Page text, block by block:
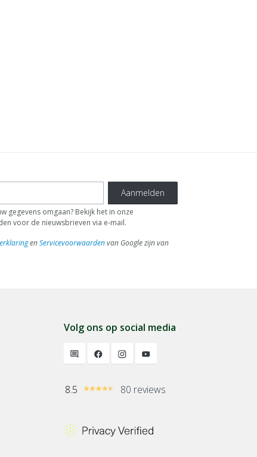
Aanmelden
gegevens omgaan? Bekijk het in onze
voor de nieuwsbrieven via e-mail.
enServicevoorwaardenvan Google zijn van
Volg ons op social media
8.5 80 reviews